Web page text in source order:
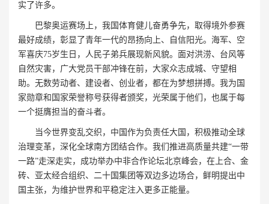
实了许多。
巴黎奥运赛场上，我国体育健儿奋勇争先，取得境外参赛
最好成绩，彰显了青年一代的昂扬向上、自信阳光。海军、空
军喜庆75岁生日，人民子弟兵展现新风貌。面对洪涝、台风等
自然灾害，广大党员干部冲锋在前，大家众志成城、守望相
助。无数劳动者、建设者、创业者，都在为梦想拼搏。我为国
家勋章和国家荣誉称号获得者颁奖，光荣属于他们，也属于每
一个挺膺担当的奋斗者。
当今世界变乱交织，中国作为负责任大国，积极推动全球
治理变革，深化全球南方团结合作。我们推进高质量共建“一带
一路”走深走实，成功举办中非合作论坛北京峰会，在上合、金
砖、亚太经合组织、二十国集团等双边多边场合，鲜明提出中
国主张，为维护世界和平稳定注入更多正能量。